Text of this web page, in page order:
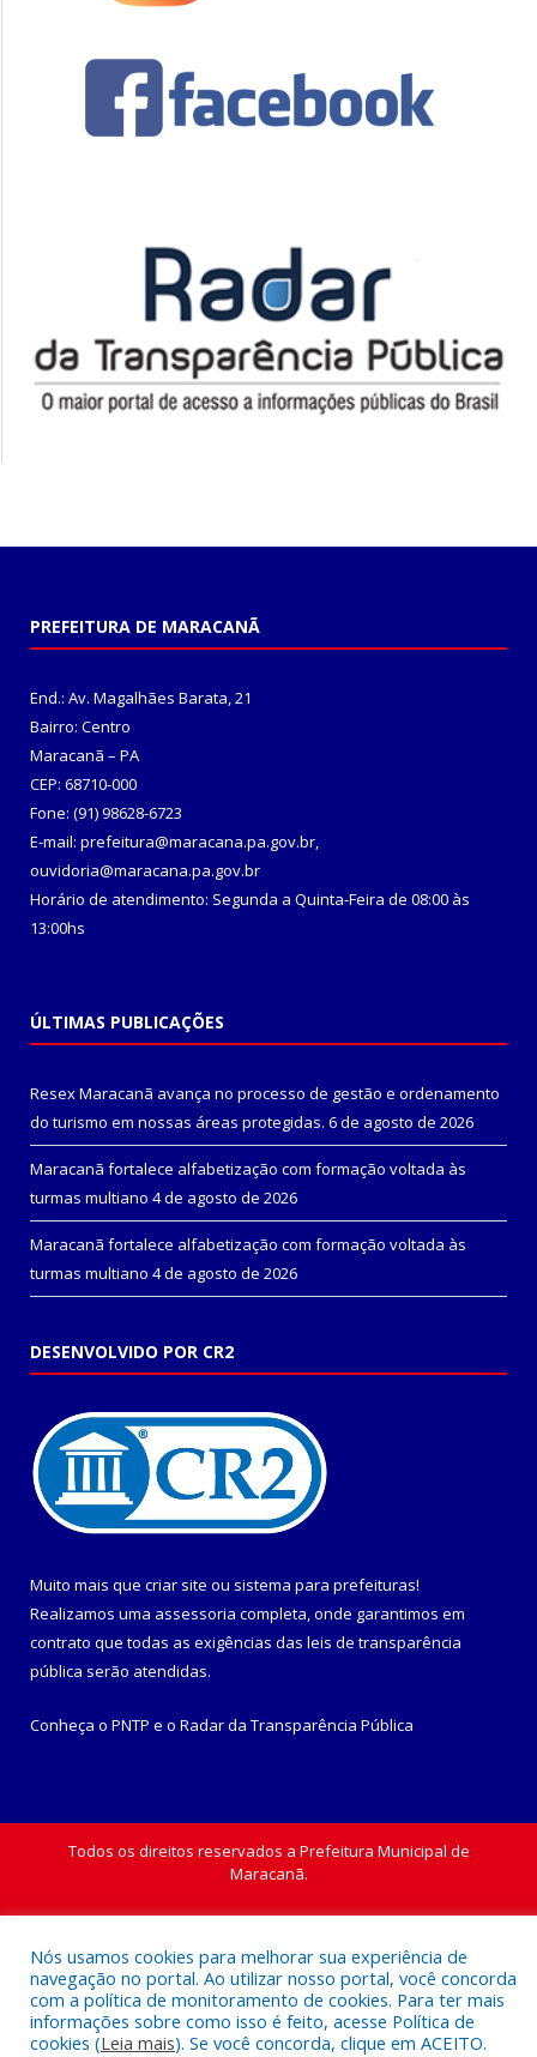
PREFEITURA DE MARACANÃ
End.: Av. Magalhães Barata, 21
Bairro: Centro
Maracanã – PA
CEP: 68710-000
Fone: (91) 98628-6723
E-mail: prefeitura@maracana.pa.gov.br,
ouvidoria@maracana.pa.gov.br
Horário de atendimento: Segunda a Quinta-Feira de 08:00 às
13:00hs
ÚLTIMAS PUBLICAÇÕES
Resex Maracanã avança no processo de gestão e ordenamento
do turismo em nossas áreas protegidas. 6 de agosto de 2026
Maracanã fortalece alfabetização com formação voltada às
turmas multiano 4 de agosto de 2026
Maracanã fortalece alfabetização com formação voltada às
turmas multiano 4 de agosto de 2026
DESENVOLVIDO POR CR2
Muito mais que criar site ou sistema para prefeituras!
Realizamos uma assessoria completa, onde garantimos em
contrato que todas as exigências das leis de transparência
pública serão atendidas.
Conheça o PNTP e o Radar da Transparência Pública
Todos os direitos reservados a Prefeitura Municipal de
Maracanã.
Acessar Webmail
Nós usamos cookies para melhorar sua experiência de
navegação no portal. Ao utilizar nosso portal, você concorda
com a política de monitoramento de cookies. Para ter mais
informações sobre como isso é feito, acesse Política de
cookies (Leia mais). Se você concorda, clique em ACEITO.